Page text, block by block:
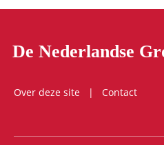
De Nederlandse
Over deze site
Contact